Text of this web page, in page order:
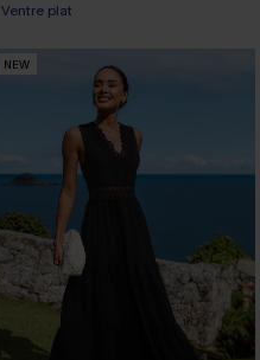
Ventre plat
NEW